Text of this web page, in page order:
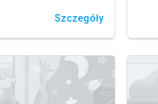
Szczegóły